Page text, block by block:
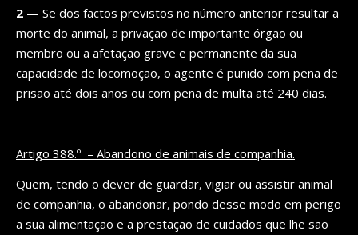
2 — Se dos factos previstos no número anterior resultar a
morte do animal, a privação de importante órgão ou
membro ou a afetação grave e permanente da sua
capacidade de locomoção, o agente é punido com pena de
prisão até dois anos ou com pena de multa até 240 dias.
Artigo 388.º – Abandono de animais de companhia.
Quem, tendo o dever de guardar, vigiar ou assistir animal
de companhia, o abandonar, pondo desse modo em perigo
a sua alimentação e a prestação de cuidados que lhe são